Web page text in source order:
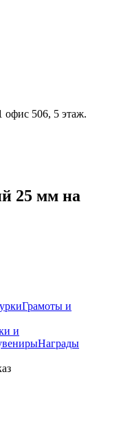
офис 506, 5 этаж.
25 мм на
Грамоты и
и
Награды